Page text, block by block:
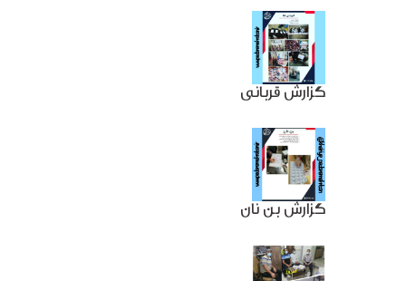
گزارش قربانی
گزارش بن نان